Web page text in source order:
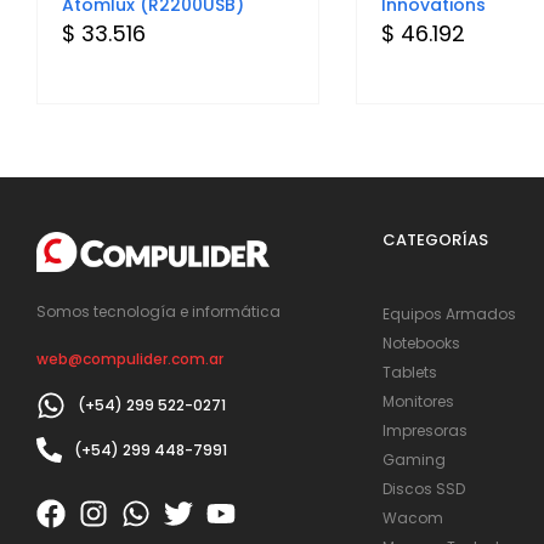
Atomlux (R2200USB)
$ 33.516
Innovations
$ 46.192
Somos tecnología e informática
web@compulider.com.ar
(+54) 299 522-0271
(+54) 299 448-7991
CATEGORÍAS
Equipos Armados
Notebooks
Tablets
Monitores
Impresoras
Gaming
Discos SSD
Wacom